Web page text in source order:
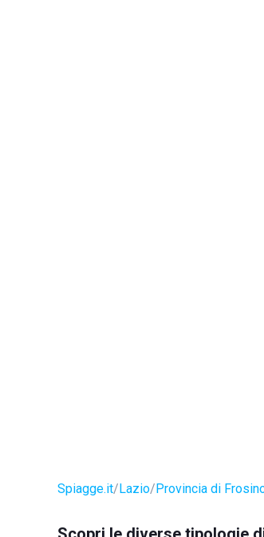
Spiagge.it Lazio Provincia di